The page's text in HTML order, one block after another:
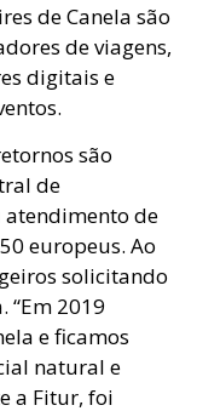
de Canela são
de viagens,
digitais e
são
de
de
europeus. Ao
solicitando
“Em 2019
e ficamos
natural e
a Fitur, foi